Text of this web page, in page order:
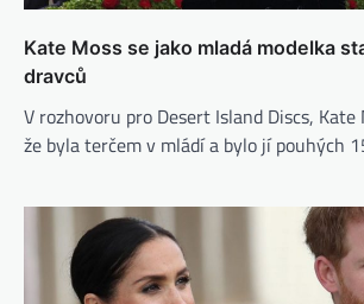
Kate Moss se jako mladá modelka
dravců
V rozhovoru pro Desert Island Discs, Kate
že byla terčem v mládí a bylo jí pouhých